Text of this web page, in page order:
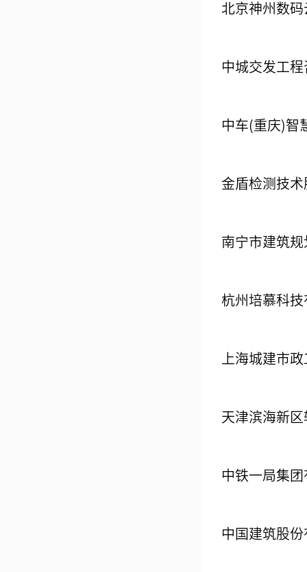
北京神州数
中城交发工
中车(重庆)智
金盾检测技
南宁市建筑
杭州培慕科
上海城建市
天津滨海新
中铁一局集
中国建筑股